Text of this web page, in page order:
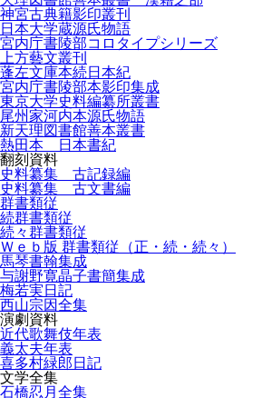
神宮古典籍影印叢刊
日本大学蔵源氏物語
宮内庁書陵部コロタイプシリーズ
上方藝文叢刊
蓬左文庫本続日本紀
宮内庁書陵部本影印集成
東京大学史料編纂所叢書
尾州家河内本源氏物語
新天理図書館善本叢書
熱田本 日本書紀
翻刻資料
史料纂集 古記録編
史料纂集 古文書編
群書類従
続群書類従
続々群書類従
Ｗｅｂ版 群書類従（正・続・続々）
馬琴書翰集成
与謝野寛晶子書簡集成
梅若実日記
西山宗因全集
演劇資料
近代歌舞伎年表
義太夫年表
喜多村緑郎日記
文学全集
石橋忍月全集